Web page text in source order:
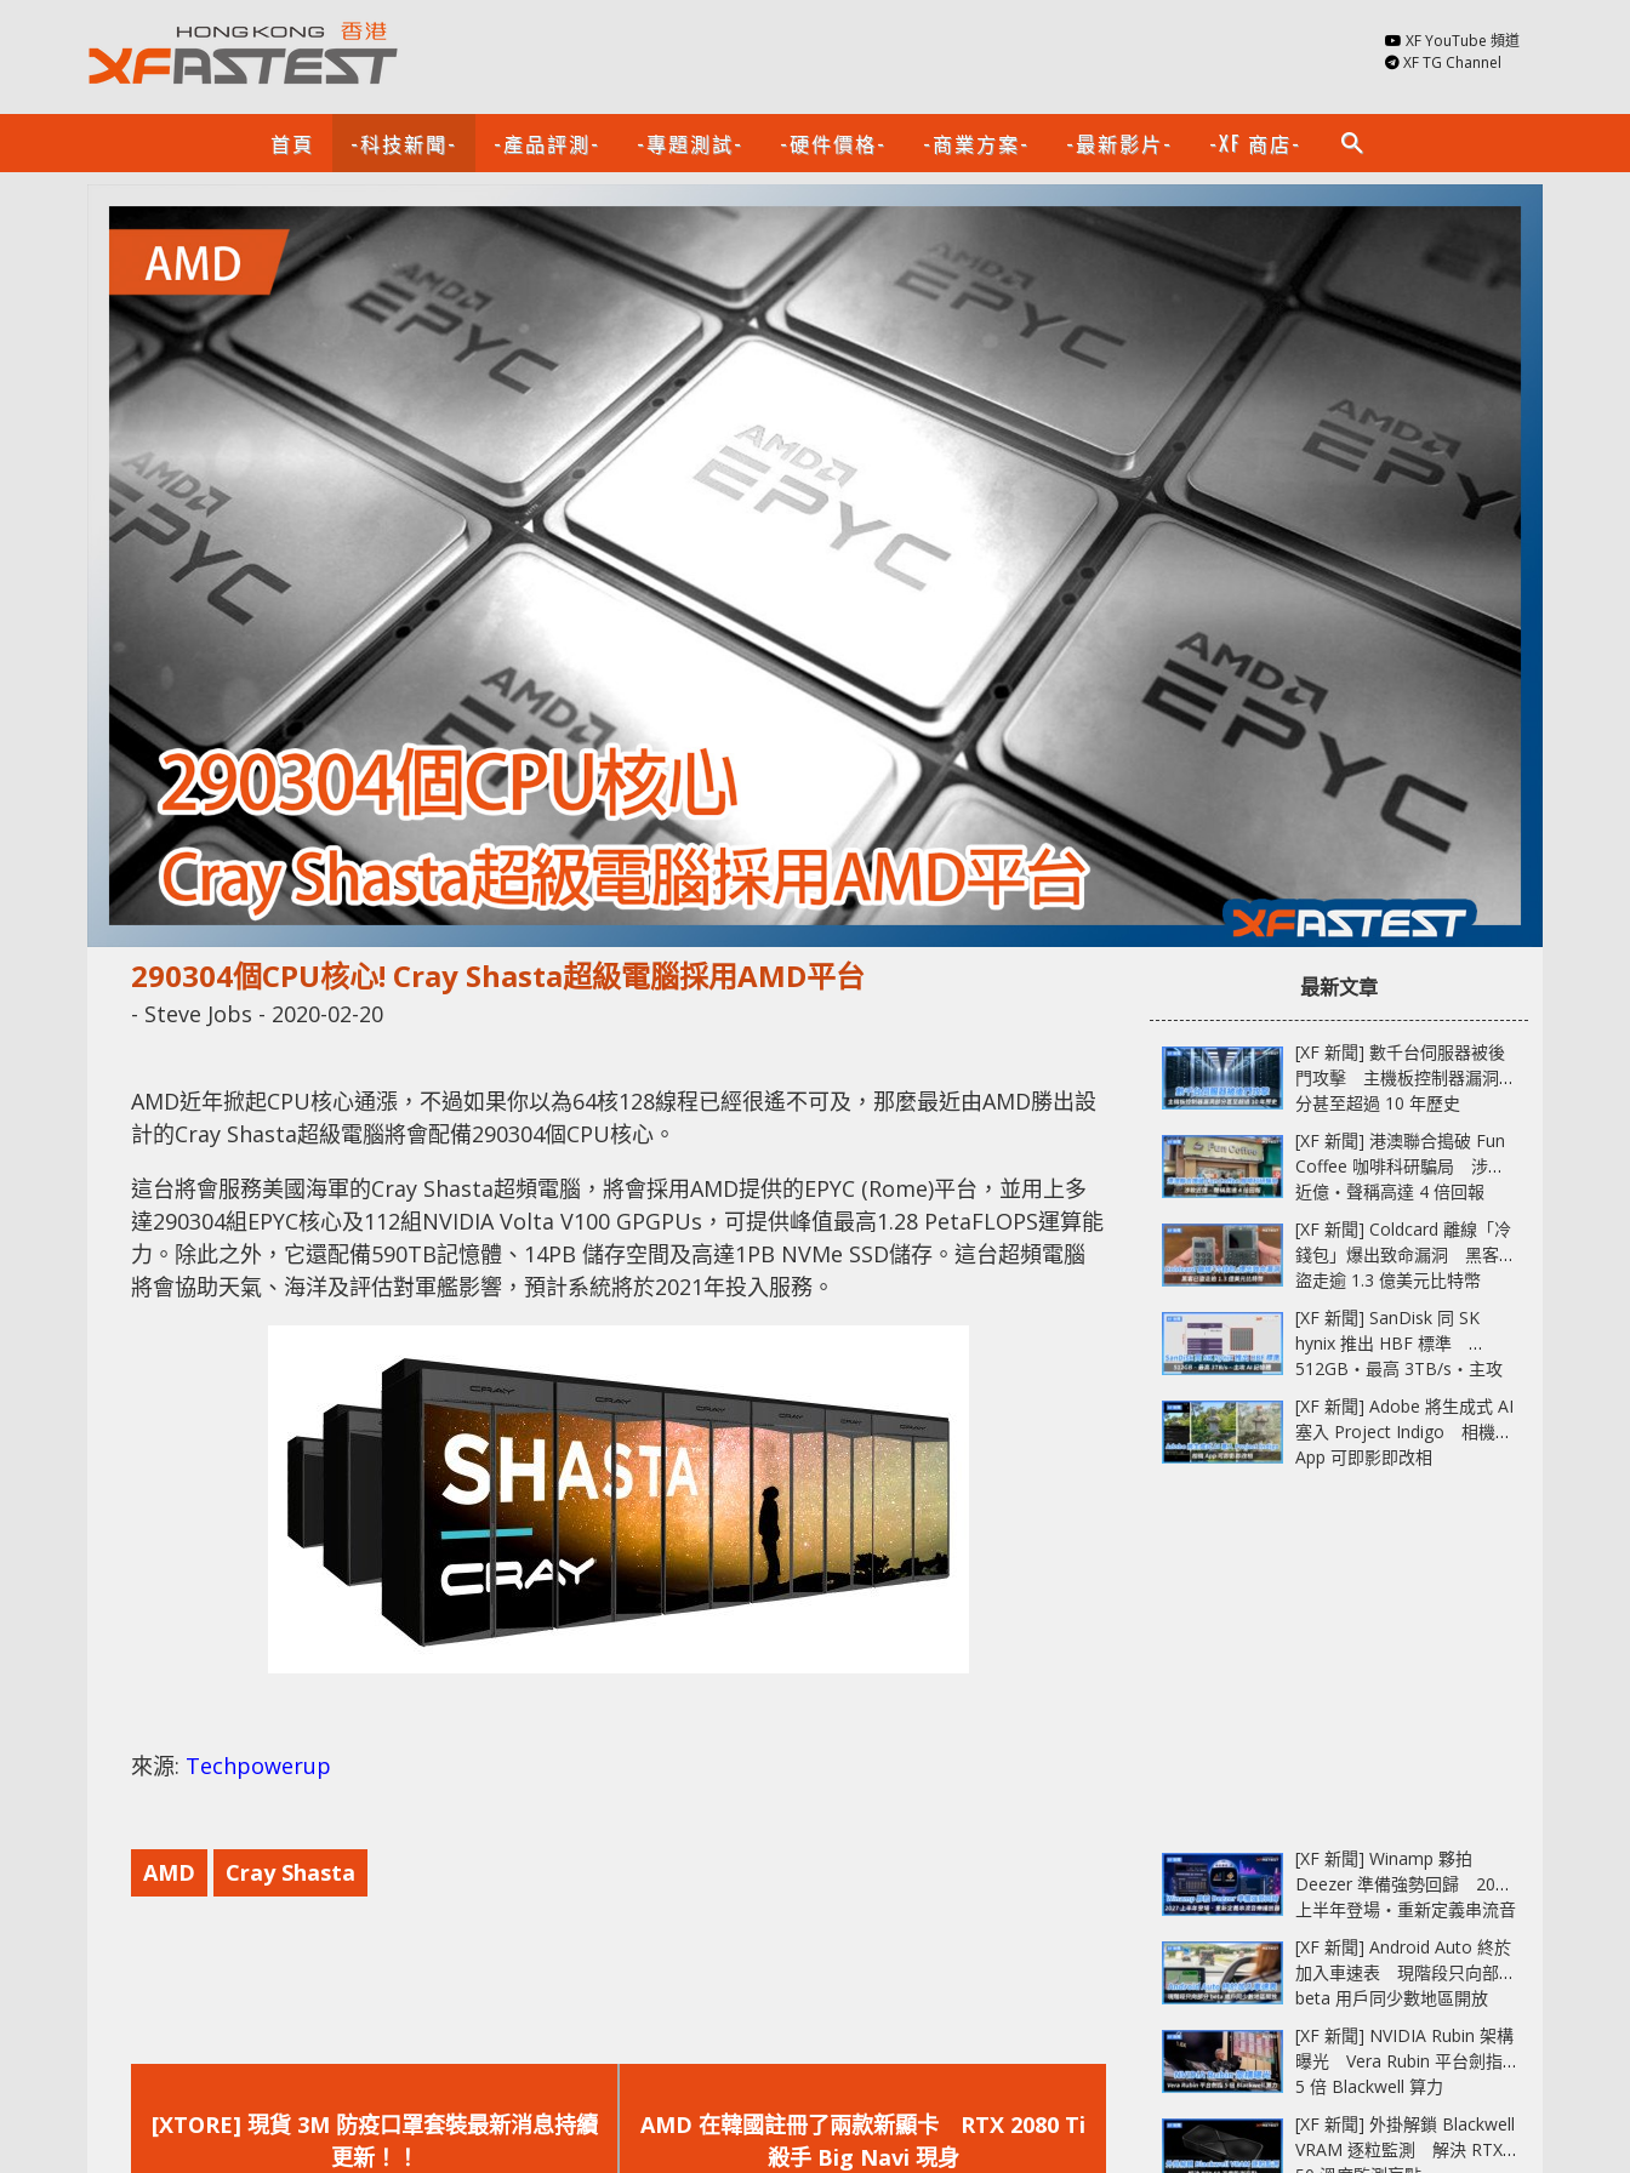
XF YouTube 頻道
XF TG Channel
首頁 -科技新聞- -產品評測- -專題測試- -硬件價格- -商業方案- -最新影片- -XF 商店- search
290304個CPU核心! Cray Shasta超級電腦採用AMD平台
- Steve Jobs - 2020-02-20
AMD近年掀起CPU核心通漲，不過如果你以為64核128線程已經很遙不可及，那麼最近由AMD勝出設
計的Cray Shasta超級電腦將會配備290304個CPU核心。
這台將會服務美國海軍的Cray Shasta超頻電腦，將會採用AMD提供的EPYC (Rome)平台，並用上多
達290304組EPYC核心及112組NVIDIA Volta V100 GPGPUs，可提供峰值最高1.28 PetaFLOPS運算能
力。除此之外，它還配備590TB記憶體、14PB 儲存空間及高達1PB NVMe SSD儲存。這台超頻電腦
將會協助天氣、海洋及評估對軍艦影響，預計系統將於2021年投入服務。
來源: Techpowerup
AMD Cray Shasta
一
篇
[XTORE] 現貨 3M 防疫口罩套裝最新消息持續
更新！！
一
篇
AMD 在韓國註冊了兩款新顯卡 RTX 2080 Ti
殺手 Big Navi 現身
最新文章
[XF 新聞] 數千台伺服器被後
門攻擊 主機板控制器漏洞部
分甚至超過 10 年歷史
[XF 新聞] 港澳聯合搗破 Fun
Coffee 咖啡科研騙局 涉款
近億‧聲稱高達 4 倍回報
[XF 新聞] Coldcard 離線「冷
錢包」爆出致命漏洞 黑客已
盜走逾 1.3 億美元比特幣
[XF 新聞] SanDisk 同 SK
hynix 推出 HBF 標準
512GB‧最高 3TB/s‧主攻
AI 記憶體
[XF 新聞] Adobe 將生成式 AI
塞入 Project Indigo 相機
App 可即影即改相
[XF 新聞] Winamp 夥拍
Deezer 準備強勢回歸 2027
上半年登場‧重新定義串流音
樂播放器
[XF 新聞] Android Auto 終於
加入車速表 現階段只向部分
beta 用戶同少數地區開放
[XF 新聞] NVIDIA Rubin 架構
曝光 Vera Rubin 平台劍指
5 倍 Blackwell 算力
[XF 新聞] 外掛解鎖 Blackwell
VRAM 逐粒監測 解決 RTX